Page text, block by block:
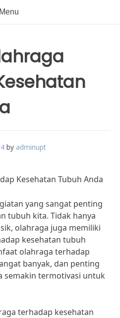
Menu
by adminupt
Kesehatan Tubuh Anda
yang sangat penting
tubuh kita. Tidak hanya
olahraga juga memiliki
kesehatan tubuh
olahraga terhadap
banyak, dan penting
semakin termotivasi untuk
terhadap kesehatan